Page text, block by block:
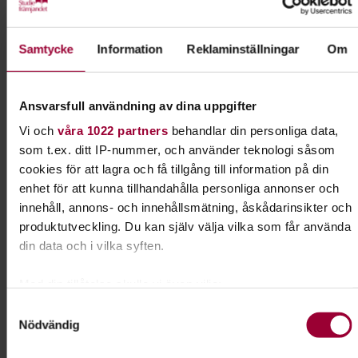
Samtycke Information Reklaminställningar Om
Ansvarsfull användning av dina uppgifter
Vi och våra 1022 partnersbehandlar din personliga data,
som t.ex. ditt IP-nummer, och använder teknologi såsom
cookies för att lagra och få tillgång till information på din
enhet för att kunna tillhandahålla personliga annonser och
innehåll, annons- och innehållsmätning, åskådarinsikter och
produktutveckling. Du kan själv välja vilka som får använda
din data och i vilka syften.
kan ha en noggrannhet på upp till flera meter
Nödvändig
#programförtväst
Kursledare
Mona Larsson
Kontakt
Anton Adler
Samordnare annan
finansiering
Skicka e-post
076-610 40 10
Dela: